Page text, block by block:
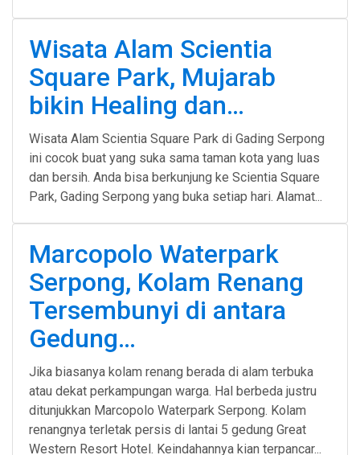
Wisata Alam Scientia
Square Park, Mujarab
bikin Healing dan…
Wisata Alam Scientia Square Park di Gading Serpong
ini cocok buat yang suka sama taman kota yang luas
dan bersih. Anda bisa berkunjung ke Scientia Square
Park, Gading Serpong yang buka setiap hari. Alamat...
Marcopolo Waterpark
Serpong, Kolam Renang
Tersembunyi di antara
Gedung…
Jika biasanya kolam renang berada di alam terbuka
atau dekat perkampungan warga. Hal berbeda justru
ditunjukkan Marcopolo Waterpark Serpong. Kolam
renangnya terletak persis di lantai 5 gedung Great
Western Resort Hotel. Keindahannya kian terpancar...